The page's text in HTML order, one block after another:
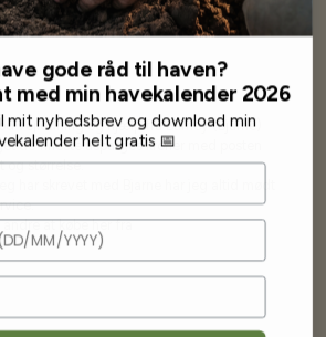
vejledning og hjælp fra Barney (Bjarne)
de fineste asparges kroner med posten
og størrelse.
har skrevet med Bjarne har jeg altid mødt
andre at købe her fra
gode råd til haven?
med min havekalender 2026
mit nyhedsbrev og download min
helt gratis 📅